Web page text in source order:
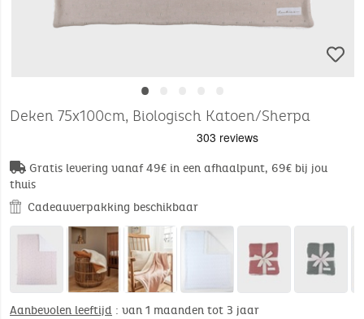
•
Deken 75x100cm, Biologisch Katoen/Sherpa
Gratis levering vanaf 49€ in een afhaalpunt, 69€ bij jou
thuis
Cadeauverpakking beschikbaar
Aanbevolen leeftijd : van 1 maanden tot 3 jaar